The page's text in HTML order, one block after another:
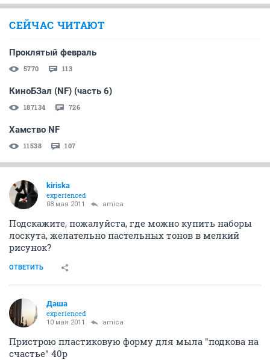
СЕЙЧАС ЧИТАЮТ
Проклятый февраль
5770 113
КиноБЗал (NF) (часть 6)
187134 726
Хамство NF
11538 107
kiriska
experienced
08 мая 2011 amica
Подскажите, пожалуйста, где можно купить наборы
лоскута, желательно пастельных тонов в мелкий
рисунок?
ОТВЕТИТЬ
Даша
experienced
10 мая 2011 amica
Пристрою пластиковую форму для мыла "подкова на
счастье" 40р